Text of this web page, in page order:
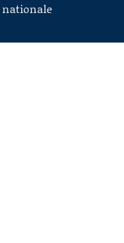
nationale